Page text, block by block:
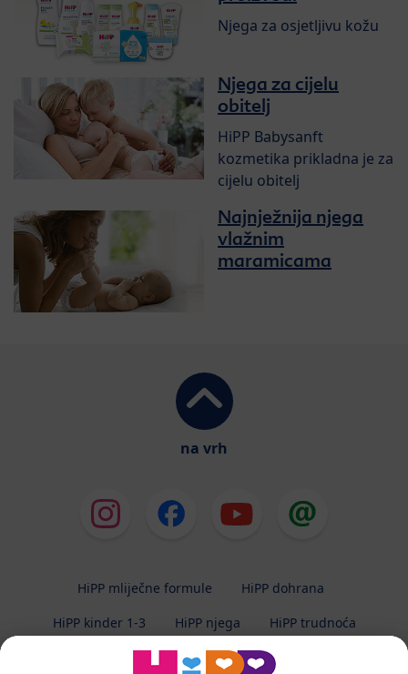
Njega za osjetljivu kožu
Njega za cijelu
obitelj
HiPP Babysanft
kozmetika prikladna je za
cijelu obitelj
Najnježnija njega
vlažnim
maramicama
na vrh
HiPP mliječne formule
HiPP dohrana
HiPP kinder 1-3
HiPP njega HiPP trudnoća